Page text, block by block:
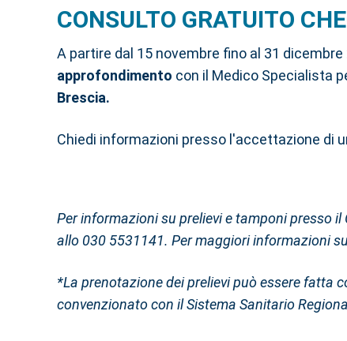
CONSULTO GRATUITO
A partire dal 15 novembre fino al 31
approfondimento con il Medico Specialista
Brescia.
Chiedi informazioni presso l'accettazione di
Per informazioni su prelievi e tamponi presso
allo 030 5531141. Per maggiori informazioni
*La prenotazione dei prelievi può essere fatta
convenzionato con il Sistema Sanitario